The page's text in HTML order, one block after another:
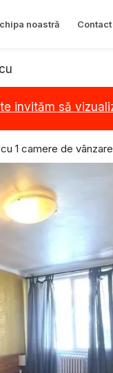
noastră Contact
te invităm să
1 camere de vânzare